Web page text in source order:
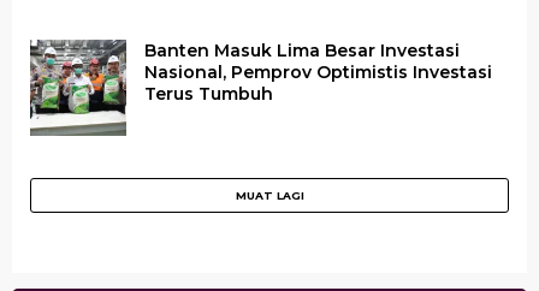
Banten Masuk Lima Besar Investasi
Nasional, Pemprov Optimistis Investasi
Terus Tumbuh